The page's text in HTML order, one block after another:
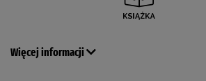
Więcej informacji